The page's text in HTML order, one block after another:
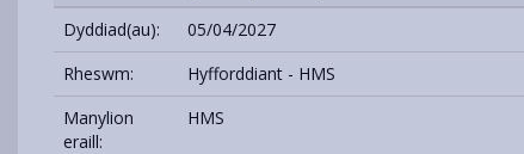
Dyddiad(au):
05/04/2027
Rheswm:
Hyfforddiant - HMS
Manylion
eraill:
HMS